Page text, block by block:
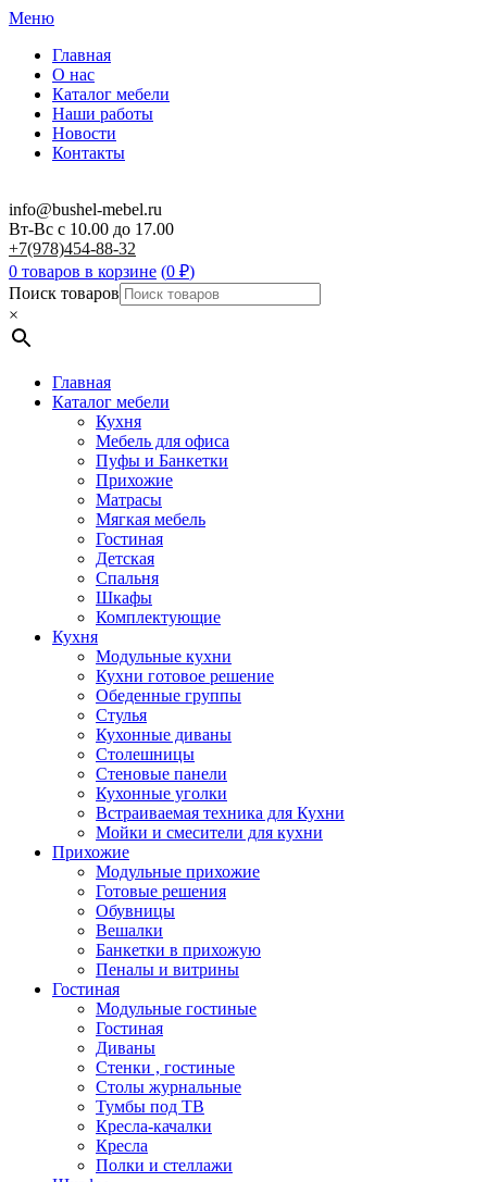
Меню
Главная
О нас
Каталог мебели
Наши работы
Новости
Контакты
info@bushel-mebel.ru
Вт-Вс c 10.00 до 17.00
+7(978)454-88-32
0 товаров в корзине (0 ₽)
Поиск товаров
×
Главная
Каталог мебели
Кухня
Мебель для офиса
Пуфы и Банкетки
Прихожие
Матрасы
Мягкая мебель
Гостиная
Детская
Спальня
Шкафы
Комплектующие
Кухня
Модульные кухни
Кухни готовое решение
Обеденные группы
Стулья
Кухонные диваны
Столешницы
Стеновые панели
Кухонные уголки
Встраиваемая техника для Кухни
Мойки и смесители для кухни
Прихожие
Модульные прихожие
Готовые решения
Обувницы
Вешалки
Банкетки в прихожую
Пеналы и витрины
Гостиная
Модульные гостиные
Гостиная
Диваны
Стенки , гостиные
Столы журнальные
Тумбы под ТВ
Кресла-качалки
Кресла
Полки и стеллажи